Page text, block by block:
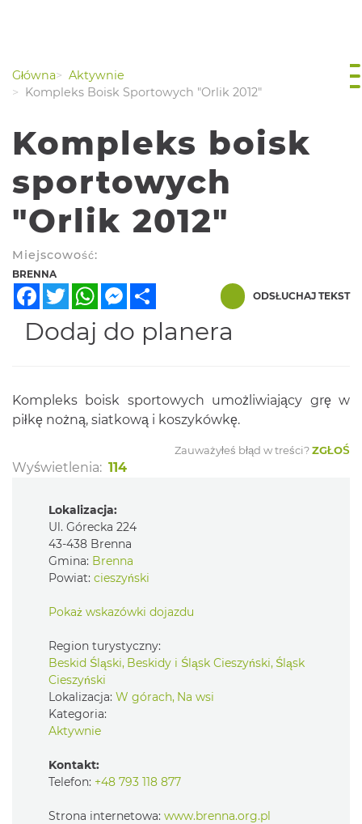
Główna
Aktywnie
Kompleks Boisk Sportowych "Orlik 2012"
Kompleks boisk
sportowych
"Orlik 2012"
Miejscowość:
BRENNA
FacebookTwitterWhatsAppMessenger ODSŁUCHAJ TEKST
Dodaj do planera
Kompleks boisk sportowych umożliwiający grę w
piłkę nożną, siatkową i koszykówkę.
Zauważyłeś błąd w treści?ZGŁOŚ
Wyświetlenia: 114
Lokalizacja:
Ul. Górecka 224
43-438 Brenna
Gmina: Brenna
Powiat: cieszyński
Pokaż wskazówki dojazdu
Region turystyczny:
Beskid Śląski, Beskidy i Śląsk Cieszyński, Śląsk
Cieszyński
Lokalizacja: W górach, Na wsi
Kategoria:
Aktywnie
Kontakt:
Telefon: +48 793 118 877
Strona internetowa: www.brenna.org.pl